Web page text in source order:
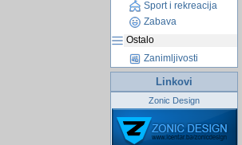
Sport i rekreacija
Zabava
Ostalo
Zanimljivosti
Linkovi
Zonic Design